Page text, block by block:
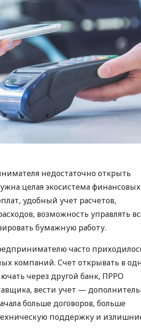
недостаточно открыть
целая экосистема финансовых
удобный учет расчетов,
возможность управлять
бумажную работу.
часто
компаний. Счет открывать в
через другой банк, ПРРО
вести учет —
больше договоров, больше
поддержку и